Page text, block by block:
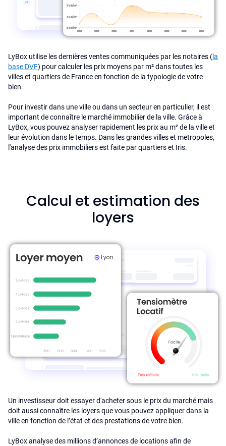
LyBox utilise les dernières ventes communiquées par les notaires (la
base DVF) pour calculer les prix moyens par m² dans toutes les
villes et quartiers de France en fonction de la typologie de votre
bien.
Pour investir dans une ville ou dans un secteur en particulier, il est
important de connaître le marché immobilier de la ville. Grâce à
LyBox, vous pouvez analyser rapidement les prix au m² de la ville et
leur évolution dans le temps. Dans les grandes villes et metropoles,
l'analyse des prix immobiliers est faite par quartiers et Iris.
Calcul et estimation des
loyers
Un investisseur doit essayer d'acheter sous le prix du marché mais
doit aussi connaître les loyers que vous pouvez appliquer dans la
ville en fonction de l’état et des prestations de votre bien.
LyBox analyse des millions d’annonces de locations afin de